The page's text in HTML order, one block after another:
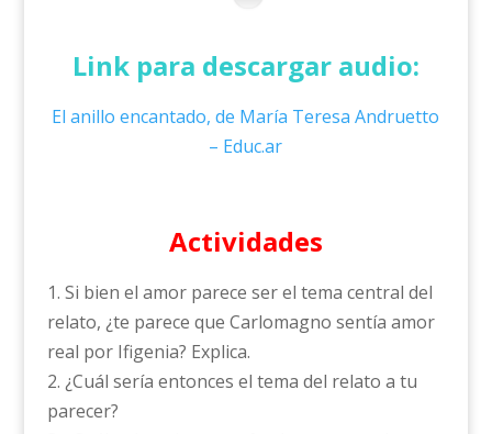
Link para descargar audio:
El anillo encantado, de María Teresa Andruetto
– Educ.ar
Actividades
1. Si bien el amor parece ser el tema central del
relato, ¿te parece que Carlomagno sentía amor
real por Ifigenia? Explica.
2. ¿Cuál sería entonces el tema del relato a tu
parecer?